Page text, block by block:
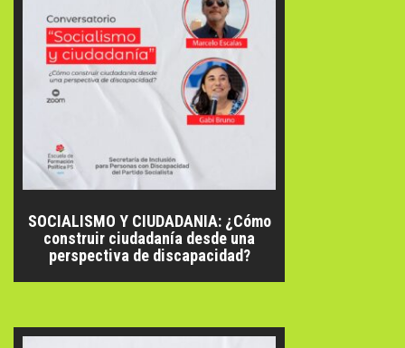
SOCIALISMO Y CIUDADANIA: ¿Cómo
construir ciudadanía desde una
perspectiva de discapacidad?